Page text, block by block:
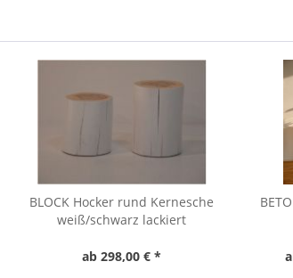
BLOCK Hocker rund Kernesche
weiß/schwarz lackiert
ab 298,00 € *